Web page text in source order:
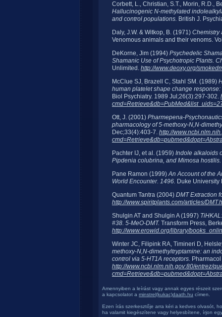
Corbett, L., Christian, S.T., Morin, R.D.,
Hallucinogenic N-methylated
and control populations. British J.
Daly, J.W. & Witkop, B. (1971) Chemistry
Venomous animals and their venoms.
DeKorne, Jim (1994) Psychedelic
Shamanic Use of Psychotropic Plants.
Unlimited. http://www.deoxy.org/
McClue SJ, Brazell C, Stahl SM. (1989)
human platelet shape change
Biol Psychiatry. 1989 Jul;26(3):297-302.
Ott, J. (2001) Pharmepena-
pharmacology of 5-methoxy-N,N-
Dec;33(4):403-7. http://
Pachter IJ, et al. (1959) Indole alkaloids
Pipdenia colubrina, and Mimosa hostilis.
Pane Ramon (1999)An Account of the
World Encounter. 1496. Duke University
Quantum Tantra (2004) DMT Extraction
http://www.spiritplants.com/articles/
Shulgin AT and Shulgin A (1997)
#38. 5-MeO-DMT. Transform Press,
http://www.erowid.org/library/
Winter JC, Filipink RA, Timineri D,
methoxy-N,N-dimethyltryptamine: an
control via 5-HT1A receptors.
http://www.ncbi.nlm.nih.gov:80/entrez/
Amennyiben a leírást vagy annak egyes részeit
a kapcsolatot a minstrel(kukac)daath.hu címen.
Ezen írás szerkesztője arra kéri a kedves olvasót,
ha valamit kiegészítene vagy helyesbítene, írjon